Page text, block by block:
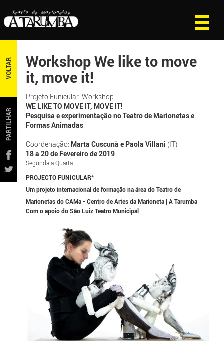
VOLTAR
PARTILHAR
Workshop We like to move
it, move it!
Projeto Funicular: Workshop
WE LIKE TO MOVE IT, MOVE IT!
Pesquisa e experimentação no Teatro de Marionetas e
Formas Animadas
Coordenação: Marta Cuscunà e Paola Villani (IT)
18 a 20 de Fevereiro de 2019
Segunda a Quarta
PROJECTO FUNICULAR*
Um projeto internacional de formação na área do Teatro de
Marionetas do CAMa - Centro de Artes da Marioneta | A Tarumba
Com o apoio do São Luiz Teatro Municipal